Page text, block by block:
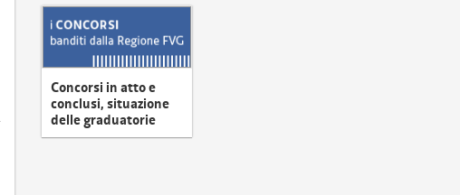
Concorsi in atto e
conclusi, situazione
delle graduatorie